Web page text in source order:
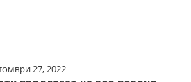
27, 2022